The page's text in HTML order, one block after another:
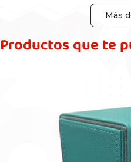
Más
Productos que te